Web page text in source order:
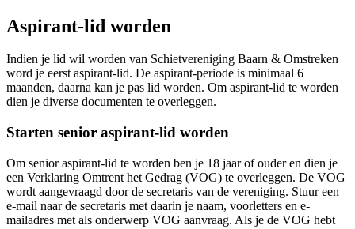
Aspirant-lid worden
Indien je lid wil worden van Schietvereniging Baarn & Omstreken
word je eerst aspirant-lid. De aspirant-periode is minimaal 6
maanden, daarna kan je pas lid worden. Om aspirant-lid te worden
dien je diverse documenten te overleggen.
Starten senior aspirant-lid worden
Om senior aspirant-lid te worden ben je 18 jaar of ouder en dien je
een Verklaring Omtrent het Gedrag (VOG) te overleggen. De VOG
wordt aangevraagd door de secretaris van de vereniging. Stuur een
e-mail naar de secretaris met daarin je naam, voorletters en e-
mailadres met als onderwerp VOG aanvraag. Als je de VOG hebt